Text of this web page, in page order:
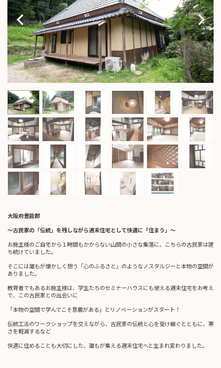
大阪府豊能郡
～古民家の「伝統」を残しながら週末住宅として快適に「住まう」～
お施主様のご自宅から１時間もかからない山間の小さな集落に、こちらの古民家は建
ち続けていました。
そこには誰もが懐かしく想う「心のふるさと」のようなノスタルジーと本物の空間が
ありました。
教育者でもあるお施主様は、学生たちのセミナーハウスにも使える週末住宅をお考え
で、この古民家との出会いに
「本物の空間で学んでこそ意義がある」とリノベーションがスタート！
伝統工法のワークショップを交えながら、古民家の伝統と心を受け継ぐとともに、寒
さを軽減するなど
快適に住めることも大切にした、誰もが集える週末住宅へと生まれ変わりました。